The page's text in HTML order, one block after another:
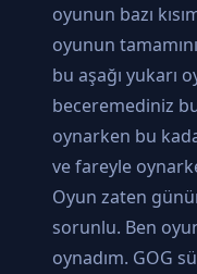
oyunun bazı
oyunun
bu aşağı yukarı
beceremediniz
oynarken bu
ve fareyle
Oyun zaten
sorunlu. Ben
oynadım. GOG